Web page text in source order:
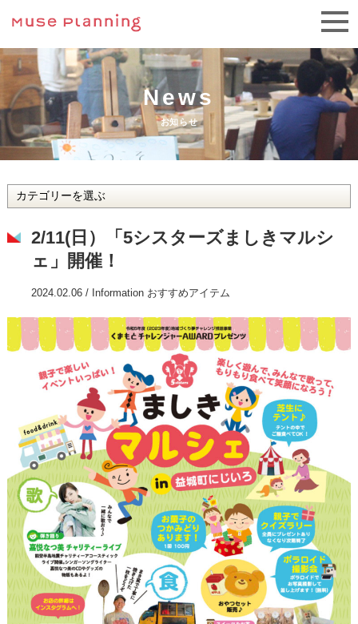
News
お知らせ
2/11(日）「5シスターズましきマルシ
ェ」開催！
2024.02.06 / Information おすすめアイテム